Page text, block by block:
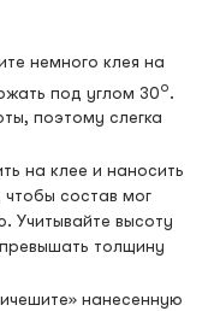
немного клея на
под углом 30о.
поэтому слегка
на клее и наносить
состав мог
Учитывайте высоту
толщину
нанесенную